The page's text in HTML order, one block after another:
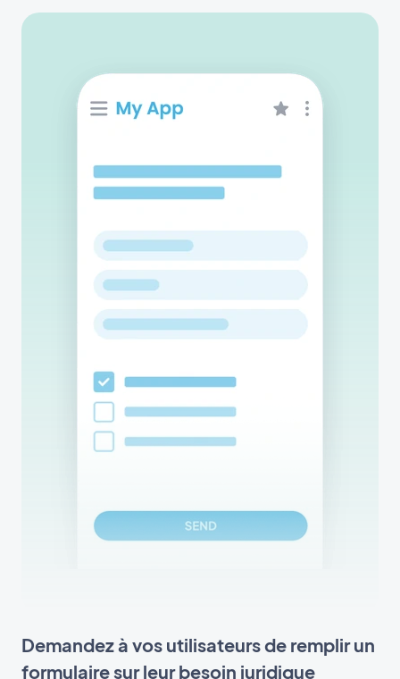
Demandez à vos utilisateurs de remplir un
formulaire sur leur besoin juridique